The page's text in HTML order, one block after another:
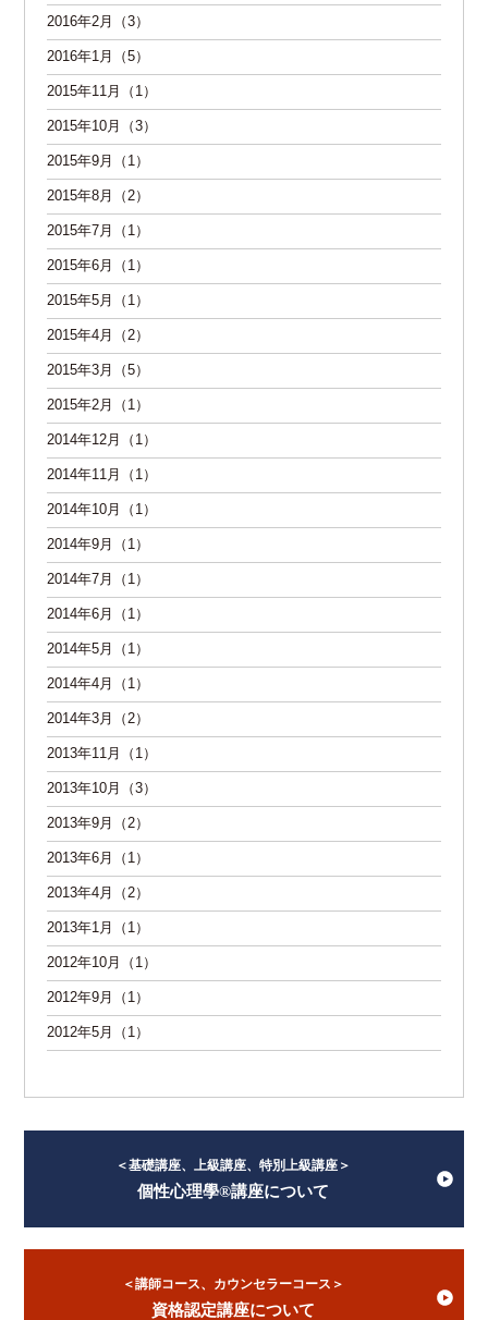
2016年2月（3）
2016年1月（5）
2015年11月（1）
2015年10月（3）
2015年9月（1）
2015年8月（2）
2015年7月（1）
2015年6月（1）
2015年5月（1）
2015年4月（2）
2015年3月（5）
2015年2月（1）
2014年12月（1）
2014年11月（1）
2014年10月（1）
2014年9月（1）
2014年7月（1）
2014年6月（1）
2014年5月（1）
2014年4月（1）
2014年3月（2）
2013年11月（1）
2013年10月（3）
2013年9月（2）
2013年6月（1）
2013年4月（2）
2013年1月（1）
2012年10月（1）
2012年9月（1）
2012年5月（1）
＜基礎講座、上級講座、特別上級講座＞
個性心理學®講座について
＜講師コース、カウンセラーコース＞
資格認定講座について